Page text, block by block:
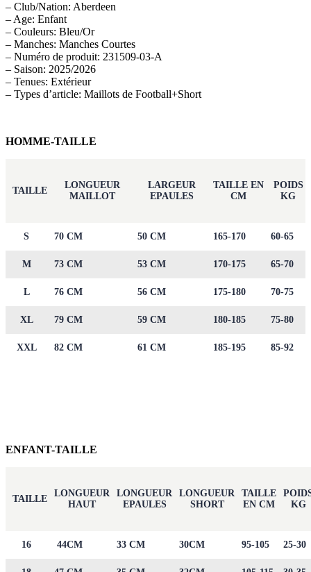
– Club/Nation: Aberdeen
– Age: Enfant
– Couleurs: Bleu/Or
– Manches: Manches Courtes
– Numéro de produit: 231509-03-A
– Saison: 2025/2026
– Tenues: Extérieur
– Types d’article: Maillots de Football+Short
HOMME-TAILLE
TAILLE
LONGUEUR
MAILLOT
LARGEUR
EPAULES
TAILLE EN
CM
POIDS
KG
S 70 CM 50 CM 165-170 60-65
M 73 CM 53 CM 170-175 65-70
L 76 CM 56 CM 175-180 70-75
XL 79 CM 59 CM 180-185 75-80
XXL 82 CM 61 CM 185-195 85-92
ENFANT-TAILLE
TAILLE
LONGUEUR
HAUT
LONGUEUR
EPAULES
LONGUEUR
SHORT
TAILLE
EN CM
KG
16 44CM 33 CM 30CM 95-105 25-30